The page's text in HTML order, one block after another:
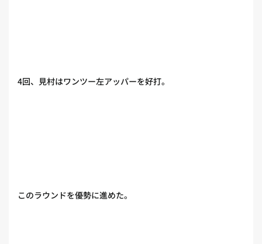
4回、見村はワンツー左アッパーを好打。
このラウンドを優勢に進めた。